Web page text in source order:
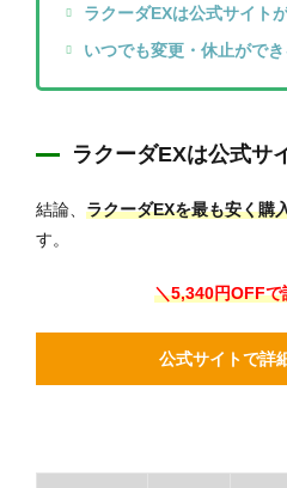
ラクーダEXは公式サイト
いつでも変更・休止がで
ラクーダEXは公式サ
結論、 ラクーダEXを最も安く購
す。
＼5,340円OFFで
公式サイトで詳